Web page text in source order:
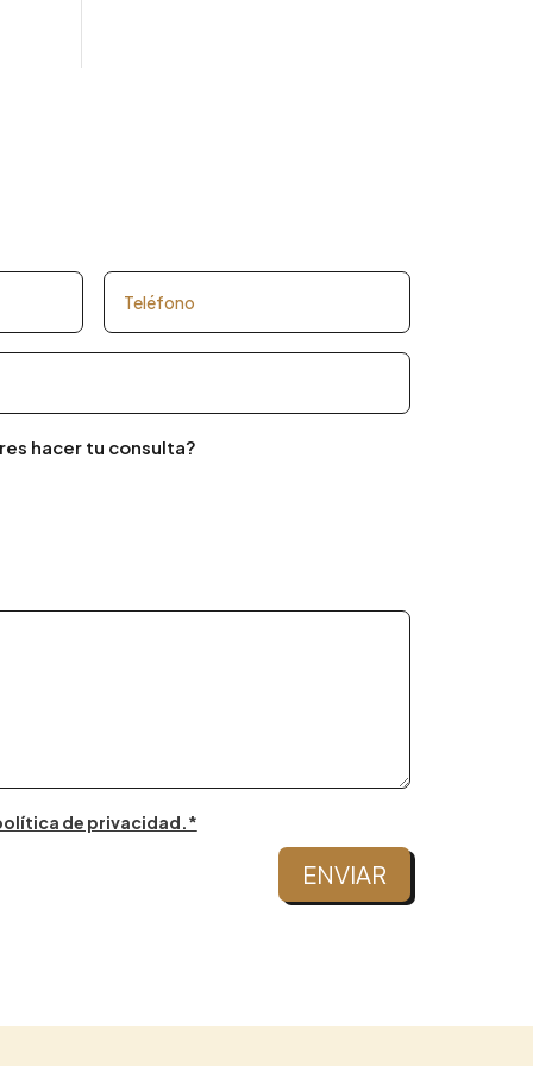
hacer tu consulta?
de privacidad.*
ENVIAR